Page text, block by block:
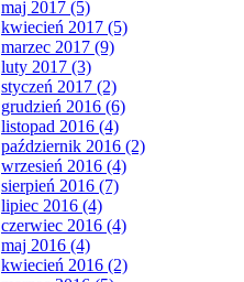
maj 2017 (5)
kwiecień 2017 (5)
marzec 2017 (9)
luty 2017 (3)
styczeń 2017 (2)
grudzień 2016 (6)
listopad 2016 (4)
październik 2016 (2)
wrzesień 2016 (4)
sierpień 2016 (7)
lipiec 2016 (4)
czerwiec 2016 (4)
maj 2016 (4)
kwiecień 2016 (2)